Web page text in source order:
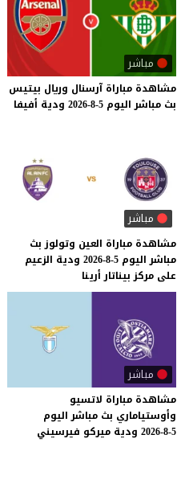
مباشر
مشاهدة مباراة آرسنال وريال بيتيس
بث مباشر اليوم 5-8-2026 ودية أفيفا
مباشر
مشاهدة مباراة العين وتولوز بث
مباشر اليوم 5-8-2026 ودية الزعيم
على مركز بيناتار أرينا
مباشر
مشاهدة مباراة لاتسيو
وأوستياماري بث مباشر اليوم
5-8-2026
ودية ميركو فيرسيني